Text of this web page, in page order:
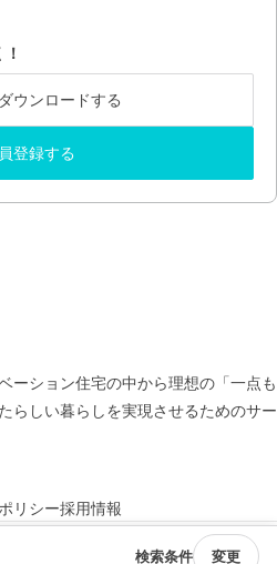
検索条件 変更
ウンロードする
登録する
ーション住宅の中から理想の「一点も
らしい暮らしを実現させるためのサー
リシー採用情報
Inc. All rights reserved.